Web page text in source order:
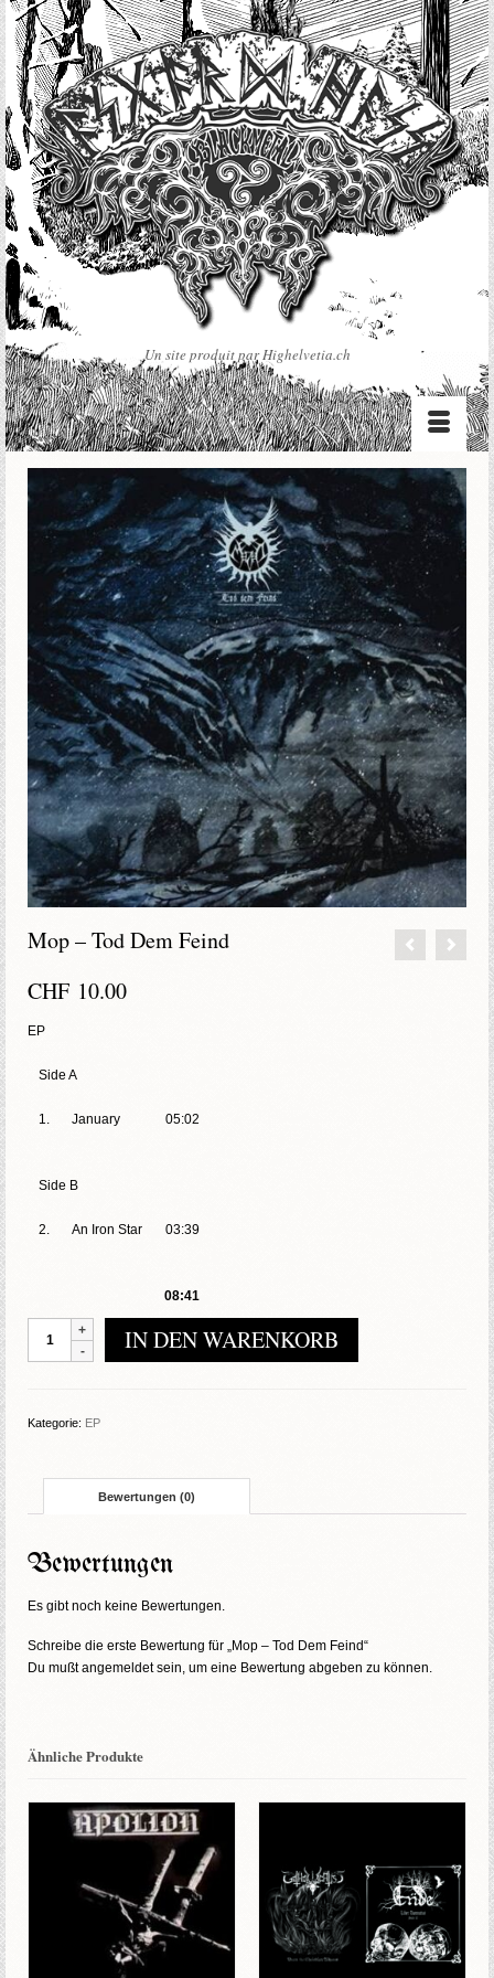
Un site produit par Highelvetia.ch
Mop – Tod Dem Feind
CHF 10.00
EP
Side A
1. January 05:02
Side B
2. An Iron Star 03:39
08:41
Feind
IN DEN WARENKORB
Kategorie: EP
Bewertungen (0)
Bewertungen
Es gibt noch keine Bewertungen.
Schreibe die erste Bewertung für „Mop – Tod Dem Feind“
Du mußtangemeldetsein, um eine Bewertung abgeben zu können.
Ähnliche Produkte